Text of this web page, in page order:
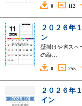
0 112
２０２６年
ン
壁掛けや省スペ
の縦…
0 255
２０２６年
イン